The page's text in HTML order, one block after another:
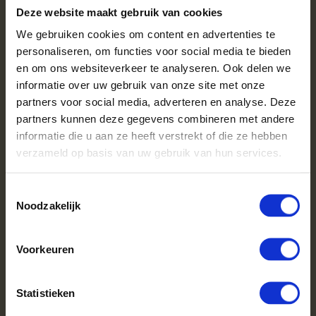
Deze website maakt gebruik van cookies
We gebruiken cookies om content en advertenties te
personaliseren, om functies voor social media te bieden
en om ons websiteverkeer te analyseren. Ook delen we
informatie over uw gebruik van onze site met onze
partners voor social media, adverteren en analyse. Deze
partners kunnen deze gegevens combineren met andere
informatie die u aan ze heeft verstrekt of die ze hebben
verzameld op basis van uw gebruik van hun services.
Noodzakelijk
Voorkeuren
Statistieken
eikenhout langzaam, waardoor het perfect is voor lange
winteravonden. Bovendien verspreidt het een aangename geur
tijdens het branden.
Elzenhout
Elzenhout is de beste keuze voor een speksteenkachel. Het is
gemakkelijk aan te steken en brand snel en consistent, wat
zorgt voor gelijkmatige warmte. Elzenhout is de voordeligste
Hulp nodig bij het maken van de juiste houtkeuze voor jouw
kachel? Kijk dan op onze
pagina’s of
Haardhoutcompany.nl?